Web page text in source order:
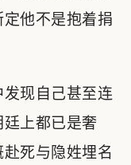
他不是抱着捐
现自己甚至连
上都已是奢
死与隐姓埋名